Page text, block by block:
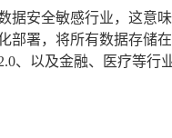
据安全敏感行业，这意
部署，将所有数据存储
、以及金融、医疗等行